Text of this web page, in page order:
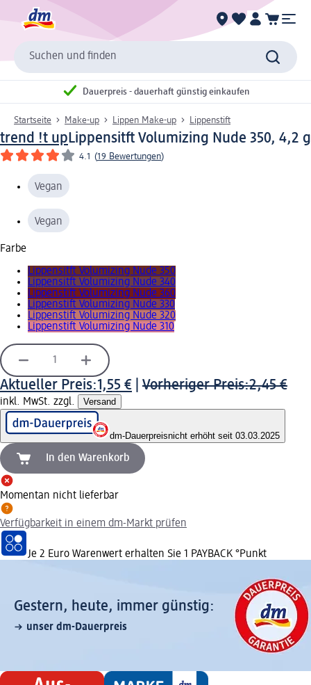
Suchen und finden
Dauerpreis - dauerhaft günstig einkaufen
Startseite Make-up Lippen Make-up Lippenstift
trend !t upLippensitft Volumizing Nude 350, 4,2 g
4.1 (19 Bewertungen)
Vegan
Vegan
Farbe
Lippensitft Volumizing Nude 350
Lippensitft Volumizing Nude 340
Lippenstift Volumizing Nude 360
Lippenstift Volumizing Nude 330
Lippenstift Volumizing Nude 320
Lippenstift Volumizing Nude 310
Aktueller Preis:1,55 € Vorheriger Preis:2,45 €
inkl. MwSt. zzgl. Versand
dm-Dauerpreisnicht erhöht seit 03.03.2025
In den Warenkorb
Momentan nicht lieferbar
Verfügbarkeit in einem dm-Markt prüfen
Je 2 Euro Warenwert erhalten Sie 1 PAYBACK °Punkt
Gestern, heute, immer günstig:
unser dm-Dauerpreis